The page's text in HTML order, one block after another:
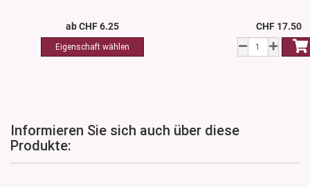
ab CHF 6.25 CHF 17.50
Informieren Sie sich auch über diese
Produkte: